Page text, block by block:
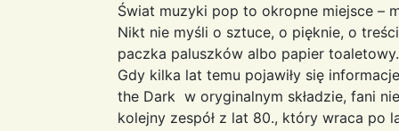
Świat muzyki pop to okropne miejsce –
Nikt nie myśli o sztuce, o pięknie, o
paczka paluszków albo papier
Gdy kilka lat temu pojawiły się
the Dark w oryginalnym składzie, fani
kolejny zespół z lat 80., który wraca po